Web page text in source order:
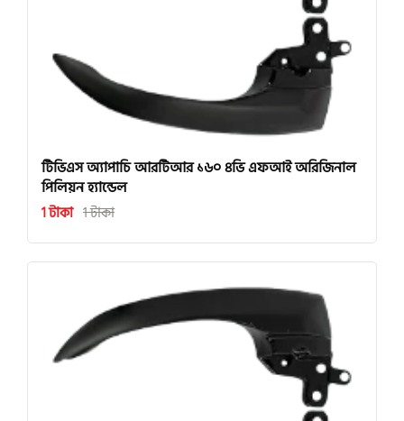
টিভিএস অ্যাপাচি আরটিআর ১৬০ ৪ভি এফআই অরিজিনাল
পিলিয়ন হ্যান্ডেল
1 টাকা 1 টাকা